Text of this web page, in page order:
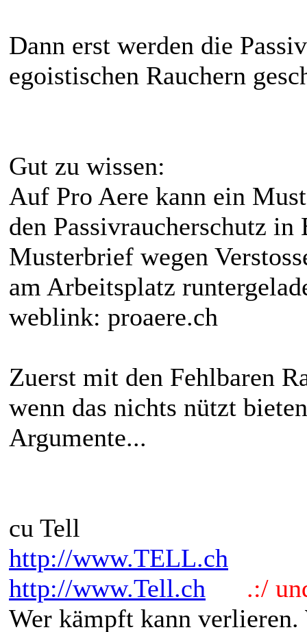
Dann erst werden die
egoistischen Rauchern
Gut zu wissen:
Auf Pro Aere kann ein
den Passivraucherschutz in
Musterbrief wegen
am Arbeitsplatz
weblink: proaere.ch
Zuerst mit den Fehlbaren
wenn das nichts nützt
Argumente...
cu Tell
http://www.TELL.ch
http://www.Tell.ch
.:/
Wer kämpft kann